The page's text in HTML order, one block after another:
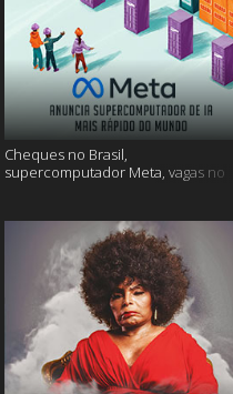
Cheques no Brasil,
supercomputador Meta, vagas no